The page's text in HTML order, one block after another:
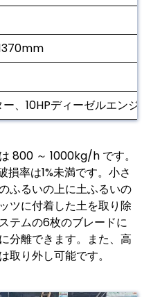
、10HPディーゼルエンジン
800 ～ 1000kg/h です。
損率は1%未満です。小さ
ふるいの上に土ふるいの
ツに付着した土を取り除
テムの6枚のブレードに
分離できます。また、高
取り外し可能です。